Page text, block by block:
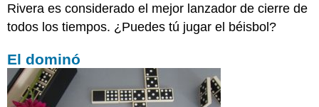
Rivera es considerado el mejor lanzador de cierre de
todos los tiempos. ¿Puedes tú jugar el béisbol?
El dominó